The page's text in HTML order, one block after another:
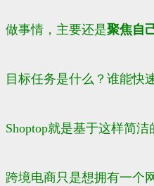
做事情，主要还是聚焦自
目标任务是什么？谁能快
Shoptop就是基于这样简洁
跨境电商只是想拥有一个